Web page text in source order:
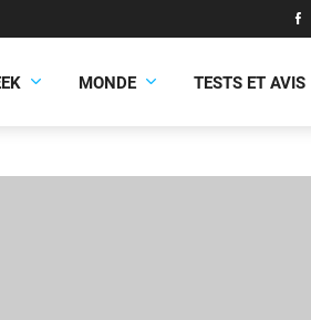
MONDE TESTS ET AVIS